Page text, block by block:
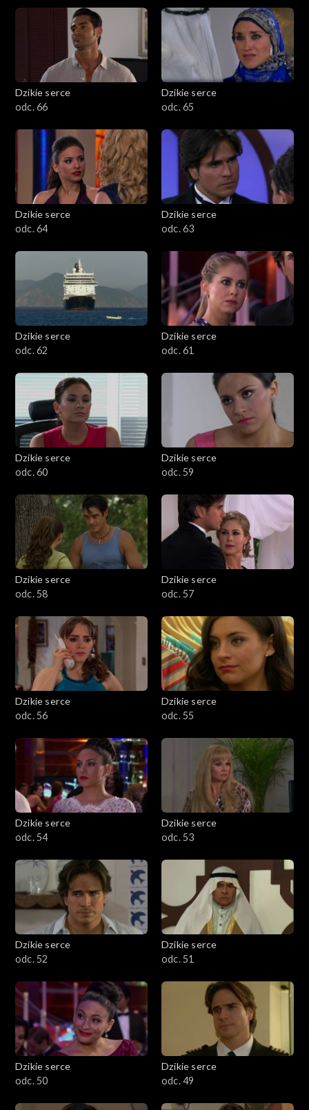
Dzikie serce
odc. 66
Dzikie serce
odc. 65
Dzikie serce
odc. 64
Dzikie serce
odc. 63
Dzikie serce
odc. 62
Dzikie serce
odc. 61
Dzikie serce
odc. 60
Dzikie serce
odc. 59
Dzikie serce
odc. 58
Dzikie serce
odc. 57
Dzikie serce
odc. 56
Dzikie serce
odc. 55
Dzikie serce
odc. 54
Dzikie serce
odc. 53
Dzikie serce
odc. 52
Dzikie serce
odc. 51
Dzikie serce
odc. 50
Dzikie serce
odc. 49